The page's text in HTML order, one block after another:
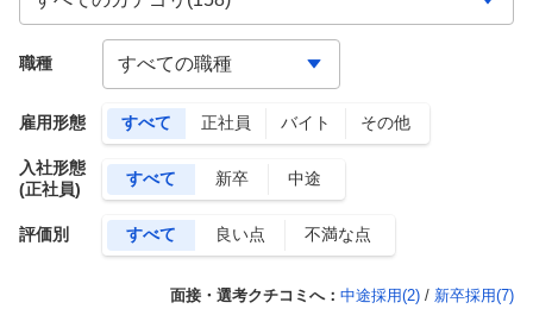
雇用形態 すべて 正社員 バイト その他
入社形態
(正社員)
すべて 新卒 中途
評価別 すべて 良い点 不満な点
職種
面接・選考クチコミへ： 中途採用(2) / 新卒採用(7)